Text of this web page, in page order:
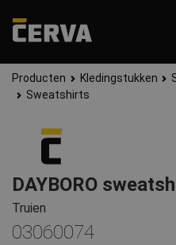
Producten Kledingstukken
Sweatshirts
DAYBORO
Truien
03060074